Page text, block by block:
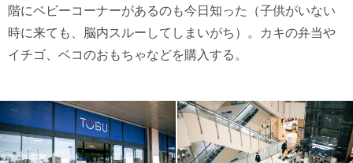
階にベビーコーナーがあるのも今日知った（子供がいない
時に来ても、脳内スルーしてしまいがち）。カキの弁当や
イチゴ、ベコのおもちゃなどを購入する。